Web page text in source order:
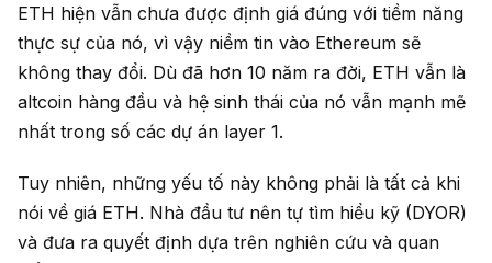
ETH hiện vẫn chưa được định giá đúng với tiềm năng
thực sự của nó, vì vậy niềm tin vào Ethereum sẽ
không thay đổi. Dù đã hơn 10 năm ra đời, ETH vẫn là
altcoin hàng đầu và hệ sinh thái của nó vẫn mạnh mẽ
nhất trong số các dự án layer 1.
Tuy nhiên, những yếu tố này không phải là tất cả khi
nói về giá ETH. Nhà đầu tư nên tự tìm hiểu kỹ (DYOR)
và đưa ra quyết định dựa trên nghiên cứu và quan